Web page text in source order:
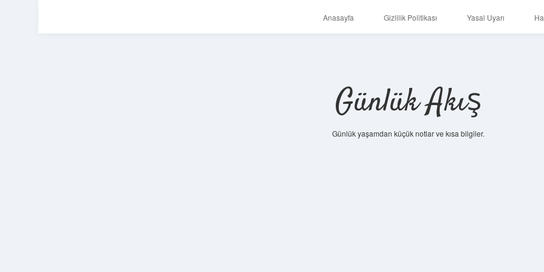
Anasayfa Gizlilik Politikası Yasal Uyarı
Günlük Akış
Günlük yaşamdan küçük notlar ve kısa bilgiler.